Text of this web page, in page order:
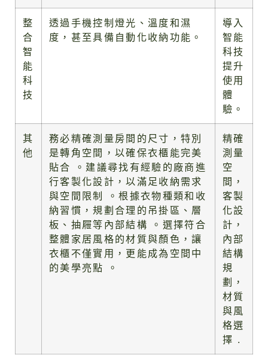
整
合
智
能
科
技
透過手機控制燈光、溫度和濕
度，甚至具備自動化收納功能。
導入
智能
科技
提升
使用
體
驗。
其
他
務必精確測量房間的尺寸，特別
是轉角空間，以確保衣櫃能完美
貼合 。建議尋找有經驗的廠商進
行客製化設計，以滿足收納需求
與空間限制 。根據衣物種類和收
納習慣，規劃合理的吊掛區、層
板、抽屜等內部結構 。選擇符合
整體家居風格的材質與顏色，讓
衣櫃不僅實用，更能成為空間中
的美學亮點 。
精確
測量
空
間，
客製
化設
計，
內部
結構
規
劃，
材質
與風
格選
擇 .